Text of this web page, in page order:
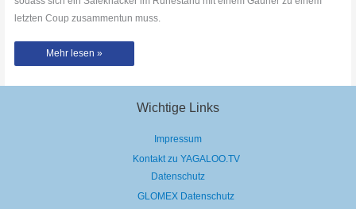
letzten Coup zusammentun muss.
15
haben
Mehr lesen »
Wichtige Links
Impressum
Kontakt zu YAGALOO.TV
Datenschutz
GLOMEX Datenschutz